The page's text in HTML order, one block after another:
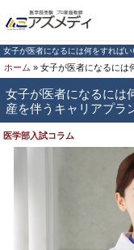
ホーム » 女子が医者になるには何を
女子が医者になるには
産を伴うキャリアプラ
医学部入試コラム